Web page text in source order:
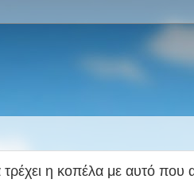
η κοπέλα με αυτό που